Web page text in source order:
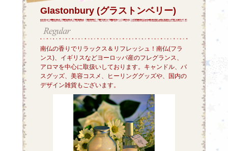
Glastonbury (グラストンベリー)
南仏の香りでリラックス＆リフレッシュ！南仏(フラ
ンス)、イギリスなどヨーロッパ産のフレグランス、
アロマを中心に取扱いしております。キャンドル、バ
スグッズ、美容コスメ、ヒーリンググッズや、国内の
デザイン雑貨もございます。